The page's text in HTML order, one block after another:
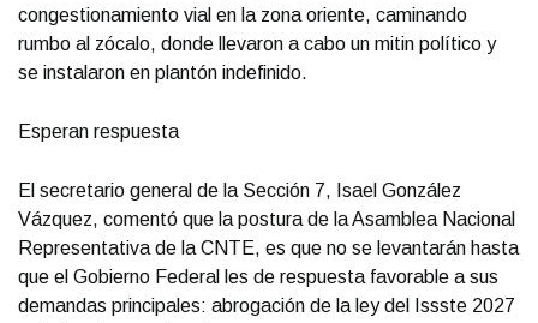
congestionamiento vial en la zona oriente, caminando
rumbo al zócalo, donde llevaron a cabo un mitin político y
se instalaron en plantón indefinido.
Esperan respuesta
El secretario general de la Sección 7, Isael González
Vázquez, comentó que la postura de la Asamblea Nacional
Representativa de la CNTE, es que no se levantarán hasta
que el Gobierno Federal les de respuesta favorable a sus
demandas principales: abrogación de la ley del Issste 2027